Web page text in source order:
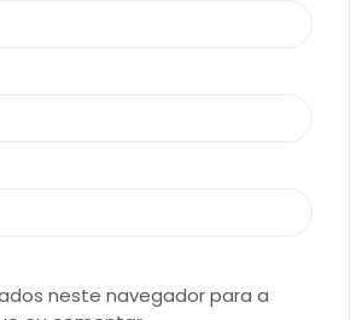
neste navegador para a